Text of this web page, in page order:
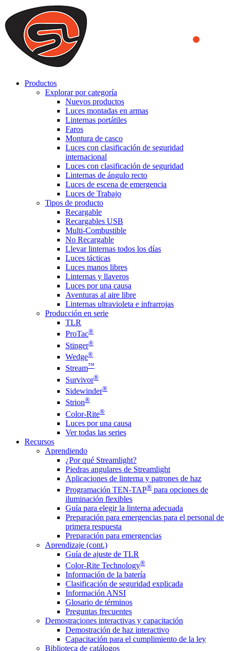
We use cookies to ensure that we provide you the best experience
on our website. By continuing to browse this website, you accept
that cookies are used to help us analyze how the website is used and
to offer you a better experience. To learn more or to find out how
you can disable cookies, you can access our
Productos
Explorar por categoría
Nuevos productos
Luces montadas en armas
Linternas portátiles
Faros
Montura de casco
Luces con clasificación de seguridad
internacional
Luces con clasificación de seguridad
Linternas de ángulo recto
Luces de escena de emergencia
Luces de Trabajo
Tipos de producto
Recargable
Recargables USB
Multi-Combustible
No Recargable
Llevar linternas todos los días
Luces tácticas
Luces manos libres
Linternas y llaveros
Luces por una causa
Aventuras al aire libre
Linternas ultravioleta e infrarrojas
Producción en serie
TLR
ProTac®
Stinger®
Wedge®
Stream™
Survivor®
Sidewinder®
Strion®
Color-Rite®
Luces por una causa
Ver todas las series
Recursos
Aprendiendo
¿Por qué Streamlight?
Piedras angulares de Streamlight
Aplicaciones de linterna y patrones de haz
Programación TEN-TAP® para opciones de
iluminación flexibles
Guía para elegir la linterna adecuada
Preparación para emergencias para el personal de
primera respuesta
Preparación para emergencias
Aprendizaje (cont.)
Guía de ajuste de TLR
Color-Rite Technology®
Información de la batería
Clasificación de seguridad explicada
Información ANSI
Glosario de términos
Preguntas frecuentes
Demostraciones interactivas y capacitación
Demostración de haz interactivo
Capacitación para el cumplimiento de la ley
Biblioteca de catálogos